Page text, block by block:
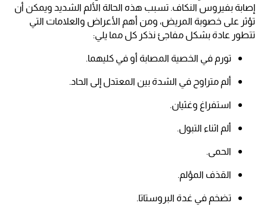
إصابة بفيروس النكاف. تسبب هذه الحالة الألم الشديد ويمكن أن
تؤثر على خصوبة المريض، ومن أهم الأعراض والعلامات التي
تتطور عادة بشكل مفاجئ نذكر كل مما يلي:
تورم في الخصية المصابة أو في كليهما.
ألم متراوح في الشدة بين المعتدل إلى الحاد.
استفراغ وغثيان.
ألم اثناء التبول.
الحمى.
القذف المؤلم.
تضخم في غدة البروستاتا.